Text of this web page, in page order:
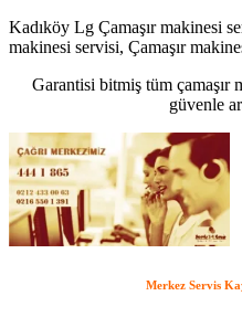
Kadıköy Lg Çamaşır makinesi
makinesi servisi, Çamaşır
Garantisi bitmiş tüm çamaşır
güvenle
Merkez Servis